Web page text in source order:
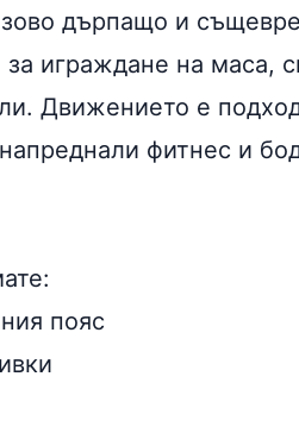
дърпащо и
играждане на маса,
Движението е
фитнес и
пояс